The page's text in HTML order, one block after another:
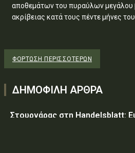
αποθεμάτων του πυραύλων μεγάλου
ακρίβειας κατά τους πέντε μήνες του
ΦΌΡΤΩΣΗ ΠΕΡΙΣΣΟΤΈΡΩΝ
ΔΗΜΟΦΙΛΗ ΑΡΘΡΑ
Στουρνάρας στη Handelsblatt: